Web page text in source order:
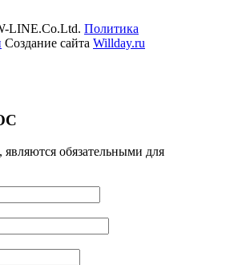
LINE.Co.Ltd. Политика
Создание сайта Willday.ru
, являются обязательными для